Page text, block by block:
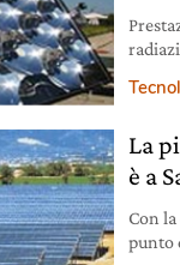
La
è a
Con
punto